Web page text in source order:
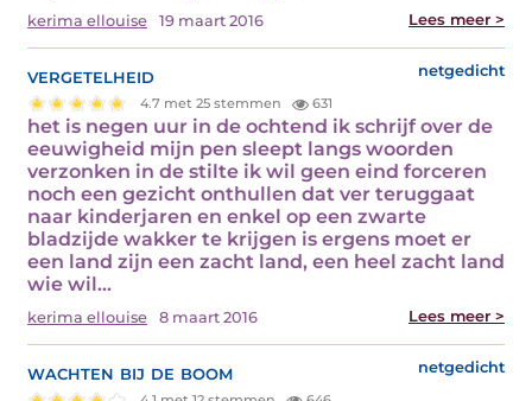
kerima ellouise 19 maart 2016 Lees meer >
vergetelheid netgedicht
4.7 met 25 stemmen 631
het is negen uur in de ochtend ik schrijf over de
eeuwigheid mijn pen sleept langs woorden
verzonken in de stilte ik wil geen eind forceren
noch een gezicht onthullen dat ver teruggaat
naar kinderjaren en enkel op een zwarte
bladzijde wakker te krijgen is ergens moet er
een land zijn een zacht land, een heel zacht land
wie wil…
kerima ellouise 8 maart 2016 Lees meer >
wachten bij de boom netgedicht